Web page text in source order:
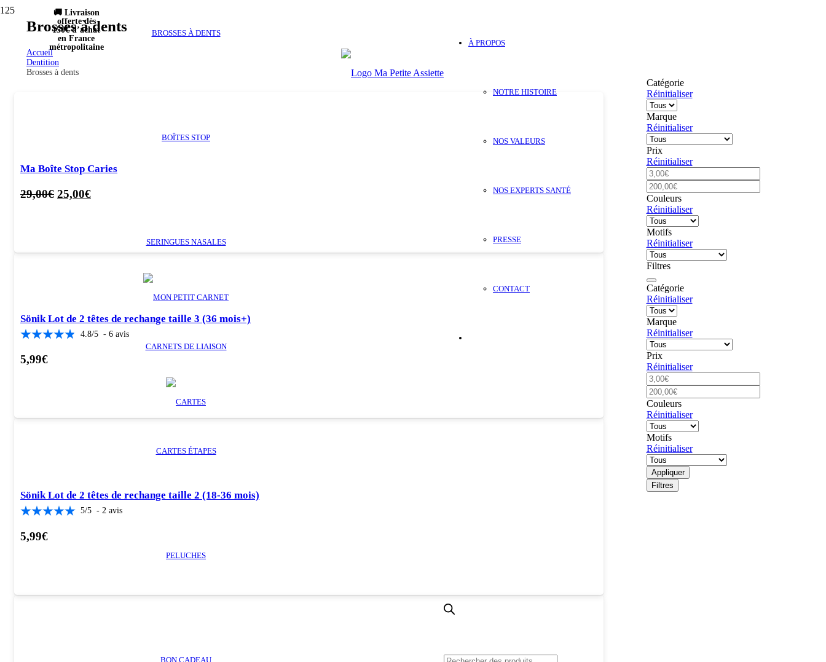
🚚 Livraison
offerte dès
150€ d’achat
en France
métropolitaine
BROSSES À DENTS
BOÎTES STOP
SERINGUES NASALES
CARNETS DE LIAISON
CARTES ÉTAPES
PELUCHES
BON CADEAU
À PROPOS
NOTRE HISTOIRE
NOS VALEURS
NOS EXPERTS SANTÉ
PRESSE
CONTACT
Recherche
Brosses à dents
Accueil
Dentition
Brosses à dents
Ma Boîte Stop Caries
29,00€ Le
25,00€Le
Sönik Lot de 2 têtes de rechange taille 3 (36 mois+)
4.8/5 - 6 avis
5,99€
Sönik Lot de 2 têtes de rechange taille 2 (18-36 mois)
5/5 - 2 avis
5,99€
Catégorie
Réinitialiser
Marque
Réinitialiser
Prix
Réinitialiser
Couleurs
Réinitialiser
Motifs
Réinitialiser
Filtres
Catégorie
Réinitialiser
Marque
Réinitialiser
Prix
Réinitialiser
Couleurs
Réinitialiser
Motifs
Réinitialiser
Appliquer
Filtres